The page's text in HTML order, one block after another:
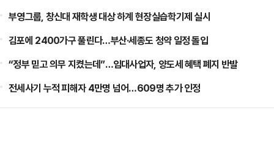
부영그룹, 창신대 재학생 대상 하계 현장실습학기제 실시
김포에 2400가구 풀린다…부산·세종도 청약 일정 돌입
“정부 믿고 의무 지켰는데”…임대사업자, 양도세 혜택 폐지 반발
전세사기 누적 피해자 4만명 넘어…609명 추가 인정